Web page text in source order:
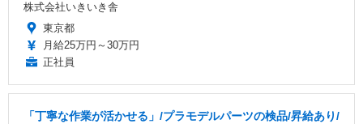
株式会社いきいき舎
東京都
月給25万円～30万円
正社員
「丁寧な作業が活かせる」/プラモデルパーツの検品/昇給あり/